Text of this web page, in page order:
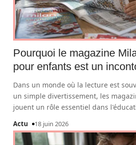
Pourquoi le magazine
pour enfants est un
Dans un monde où la lecture est
un simple divertissement, les
jouent un rôle essentiel dans
Actu 18 juin 2026